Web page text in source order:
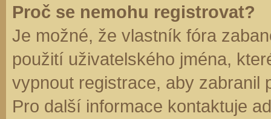
Proč se nemohu registrovat?
Je možné, že vlastník fóra
použití uživatelského jména,
vypnout registrace, aby zabranil
Pro další informace kontaktuje